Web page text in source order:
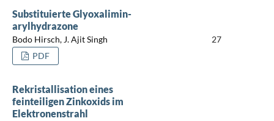
Substituierte Glyoxalimin-
arylhydrazone
Bodo Hirsch, J. Ajit Singh
27
PDF
Rekristallisation eines
feinteiligen Zinkoxids im
Elektronenstrahl